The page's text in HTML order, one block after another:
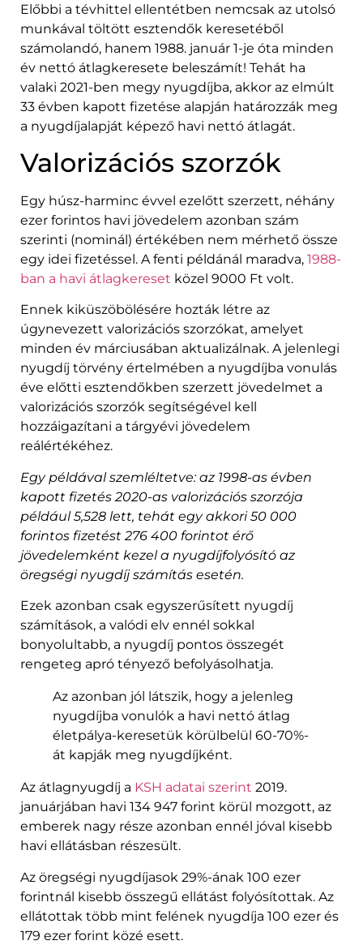
Előbbi a tévhittel ellentétben nemcsak az utolsó
munkával töltött esztendők keresetéből
számolandó, hanem 1988. január 1-je óta minden
év nettó átlagkeresete beleszámít! Tehát ha
valaki 2021-ben megy nyugdíjba, akkor az elmúlt
33 évben kapott fizetése alapján határozzák meg
a nyugdíjalapját képező havi nettó átlagát.
Valorizációs szorzók
Egy húsz-harminc évvel ezelőtt szerzett, néhány
ezer forintos havi jövedelem azonban szám
szerinti (nominál) értékében nem mérhető össze
egy idei fizetéssel. A fenti példánál maradva, 1988-
ban a havi átlagkereset közel 9000 Ft volt.
Ennek kiküszöbölésére hozták létre az
úgynevezett valorizációs szorzókat, amelyet
minden év márciusában aktualizálnak. A jelenlegi
nyugdíj törvény értelmében a nyugdíjba vonulás
éve előtti esztendőkben szerzett jövedelmet a
valorizációs szorzók segítségével kell
hozzáigazítani a tárgyévi jövedelem
reálértékéhez.
Egy példával szemléltetve: az 1998-as évben
kapott fizetés 2020-as valorizációs szorzója
például 5,528 lett, tehát egy akkori 50 000
forintos fizetést 276 400 forintot érő
jövedelemként kezel a nyugdíjfolyósító az
öregségi nyugdíj számítás esetén.
Ezek azonban csak egyszerűsített nyugdíj
számítások, a valódi elv ennél sokkal
bonyolultabb, a nyugdíj pontos összegét
rengeteg apró tényező befolyásolhatja.
Az azonban jól látszik, hogy a jelenleg
nyugdíjba vonulók a havi nettó átlag
életpálya-keresetük körülbelül 60-70%-
át kapják meg nyugdíjként.
Az átlagnyugdíj a KSH adatai szerint 2019.
januárjában havi 134 947 forint körül mozgott, az
emberek nagy része azonban ennél jóval kisebb
havi ellátásban részesült.
Az öregségi nyugdíjasok 29%-ának 100 ezer
forintnál kisebb összegű ellátást folyósítottak. Az
ellátottak több mint felének nyugdíja 100 ezer és
179 ezer forint közé esett.